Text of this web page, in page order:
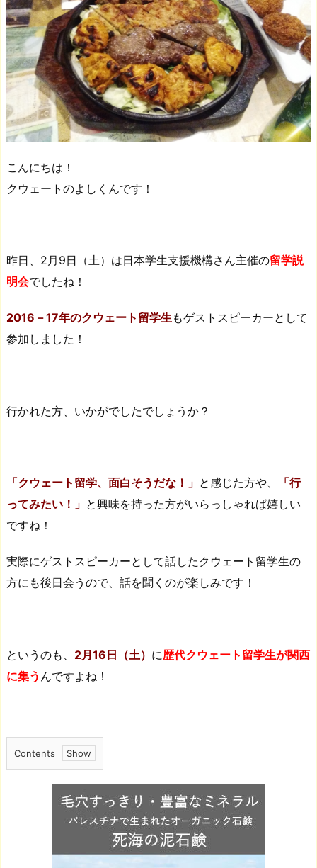
こんにちは！
クウェートのよしくんです！
昨日、2月9日（土）は日本学生支援機構さん主催の留学説
明会でしたね！
2016－17年のクウェート留学生 もゲストスピーカーとして
参加しました！
行かれた方、いかがでしたでしょうか？
「クウェート留学、面白そうだな！」 と感じた方や、
「行
ってみたい！」 と興味を持った方がいらっしゃれば嬉しい
ですね！
実際にゲストスピーカーとして話したクウェート留学生の
方にも後日会うので、話を聞くのが楽しみです！
というのも、 2月16日（土） に歴代クウェート留学生が関西
に集う んですよね！
Contents
1.